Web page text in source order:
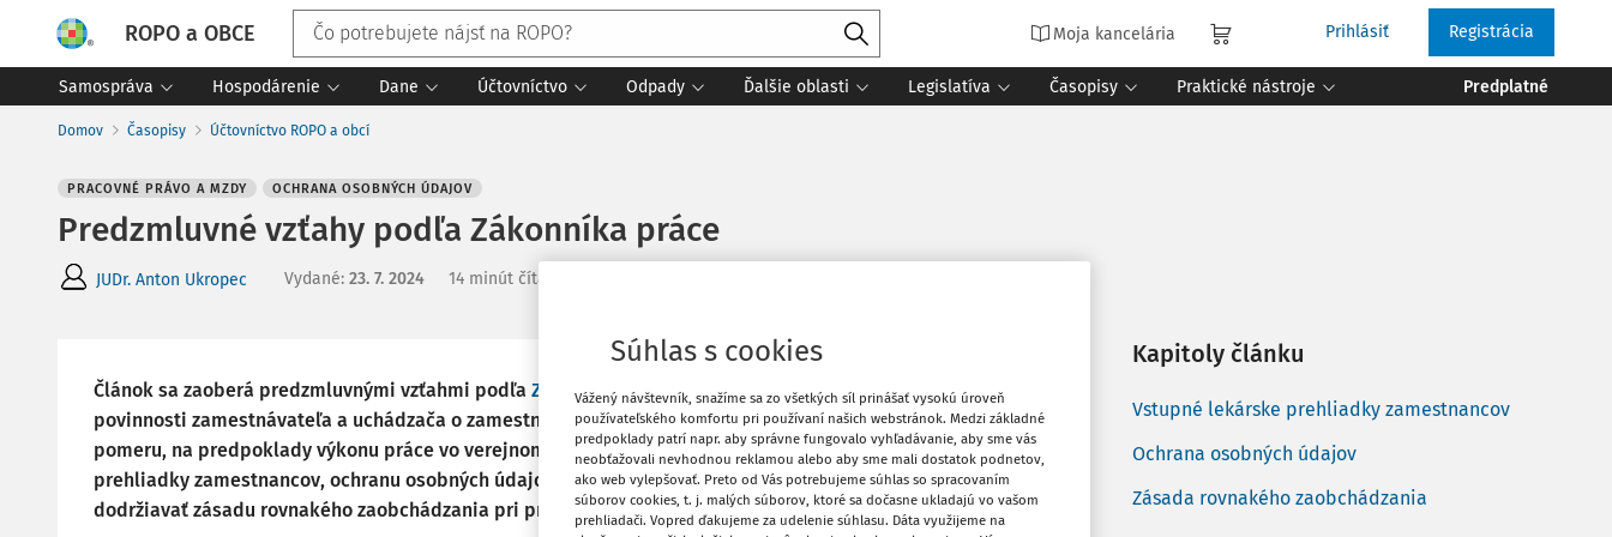
ROPO a OBCE Moja kancelária Prihlásiť Registrácia
Samospráva Hospodárenie Dane Účtovníctvo Odpady Ďalšie oblasti Legislatíva Časopisy Praktické nástroje Predplatné
Domov Časopisy Účtovníctvo ROPO a obcí
PRACOVNÉ PRÁVO A MZDY OCHRANA OSOBNÝCH ÚDAJOV
Predzmluvné vzťahy podľa Zákonníka práce
JUDr. Anton Ukropec Vydané: 23. 7. 2024 14 minút čítania
Článok sa zaoberá predzmluvnými vzťahmi podľa Zákonníka prácea poukazuje najmä na
povinnosti zamestnávateľa a uchádzača o zamestnanie pred vznikom pracovného
pomeru, na predpoklady výkonu práce vo verejnom záujme, ďalej na vstupné lekárske
prehliadky zamestnancov, ochranu osobných údajov a tiež na povinnosť zamestnávateľa
dodržiavať zásadu rovnakého zaobchádzania pri prístupe k zamestnaniu.
Vytlačiť
Obľúbené
Zdieľať
Kapitoly článku
Vstupné lekárske prehliadky zamestnancov
Ochrana osobných údajov
Zásada rovnakého zaobchádzania
Súhlas s cookies
Vážený návštevník, snažíme sa zo všetkých síl prinášať vysokú úroveň
používateľského komfortu pri používaní našich webstránok. Medzi základné
predpoklady patrí napr. aby správne fungovalo vyhľadávanie, aby sme vás
neobťažovali nevhodnou reklamou alebo aby sme mali dostatok podnetov,
ako web vylepšovať. Preto od Vás potrebujeme súhlas so spracovaním
súborov cookies, t. j. malých súborov, ktoré sa dočasne ukladajú vo vašom
prehliadači. Vopred ďakujeme za udelenie súhlasu. Dáta využijeme na